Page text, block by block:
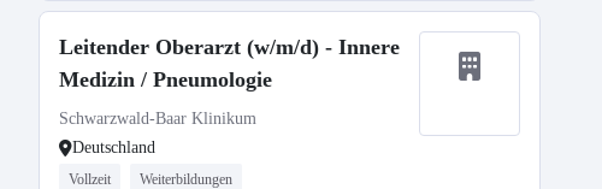
Leitender Oberarzt (w/m/d) - Innere
Medizin / Pneumologie
Schwarzwald-Baar Klinikum
Deutschland
Vollzeit Weiterbildungen